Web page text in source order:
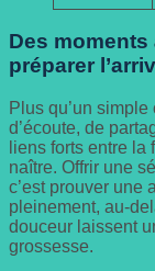
Des
préparer
Plus qu’un
d’écoute, de
liens forts entre
naître. Offrir une
c’est prouver une
pleinement, au-
douceur laissent
grossesse.